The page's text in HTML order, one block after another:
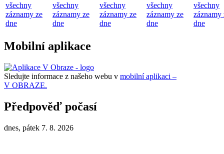
všechny
záznamy ze
dne
všechny
záznamy ze
dne
všechny
záznamy ze
dne
všechny
záznamy ze
dne
všechny
záznamy
dne
Mobilní aplikace
Sledujte informace z našeho webu v mobilní aplikaci –
V OBRAZE.
Předpověď počasí
dnes, pátek 7. 8. 2026